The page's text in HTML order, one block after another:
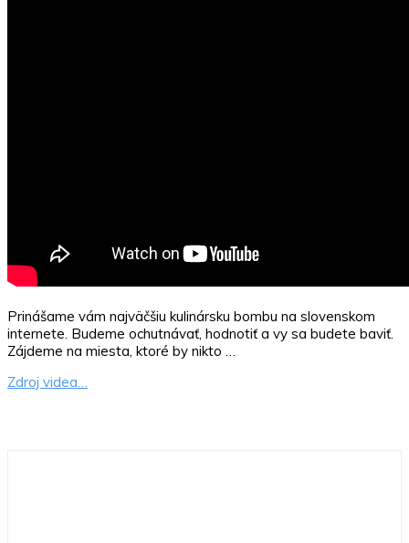
Prinášame vám najväčšiu kulinársku bombu na slovenskom
internete. Budeme ochutnávať, hodnotiť a vy sa budete baviť.
Zájdeme na miesta, ktoré by nikto …
Zdroj videa…